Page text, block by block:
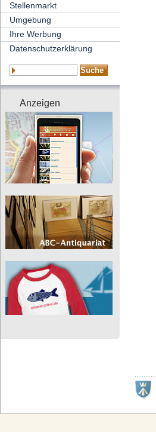
Stellenmarkt
Umgebung
Ihre Werbung
Datenschutzerklärung
Anzeigen